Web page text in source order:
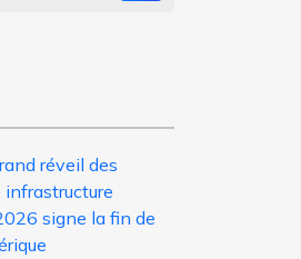
réveil des
signe la fin de